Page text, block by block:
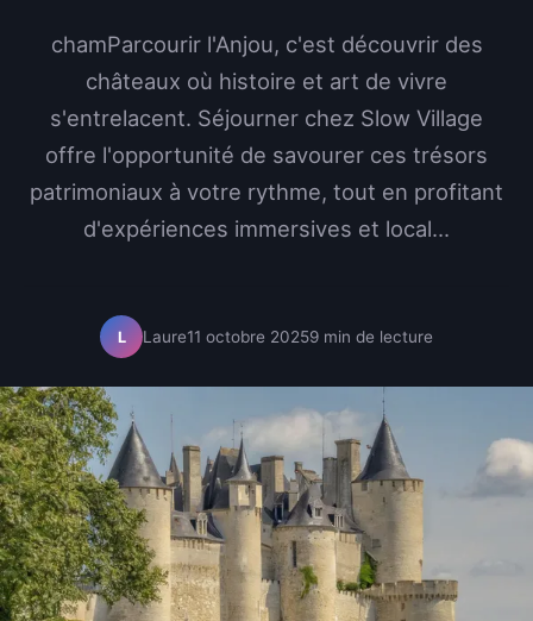
chamParcourir l'Anjou, c'est découvrir des
châteaux où histoire et art de vivre
s'entrelacent. Séjourner chez Slow Village
offre l'opportunité de savourer ces trésors
patrimoniaux à votre rythme, tout en profitant
d'expériences immersives et local...
L Laure11 octobre 20259 min de lecture